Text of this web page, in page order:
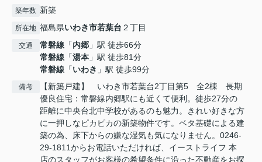
築年数 新築
所在地 福島県いわき市若葉台 ２丁目
交通 常磐線 「内郷 」駅 徒歩66分
常磐線 「湯本 」駅 徒歩81分
常磐線 「いわき 」駅 徒歩99分
備考
【新築戸建】 いわき市若葉台2丁目第5 全2棟 長期
優良住宅：常磐線内郷駅にも近くて便利。徒歩27分の
距離に中央台北中学校があるのも魅力。きれい好きな方
に一押しなピカピカの新築物件です。ベタ基礎による建
築の為、床下からの嫌な湿気も気になりません。0246-
29-1811からお電話いただければ、イーストライフ 本
店のスタッフがお客様の希望条件に沿った不動産をお探